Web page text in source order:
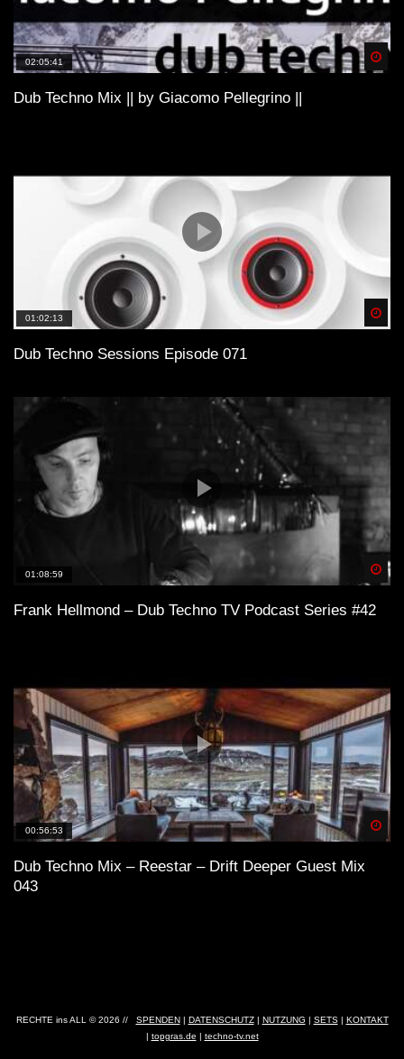
02:05:41
Dub Techno Mix || by Giacomo Pellegrino ||
01:02:13
Dub Techno Sessions Episode 071
01:08:59
Frank Hellmond – Dub Techno TV Podcast Series #42
00:56:53
Dub Techno Mix – Reestar – Drift Deeper Guest Mix
043
RECHTE ins ALL © 2026 // SPENDEN| DATENSCHUTZ| NUTZUNG | SETS| KONTAKT
| topgras.de | techno-tv.net